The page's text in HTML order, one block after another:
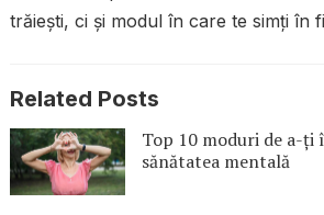
trăiești, ci și modul în care te simți în
Related Posts
Top 10 moduri de a-ți
sănătatea mentală